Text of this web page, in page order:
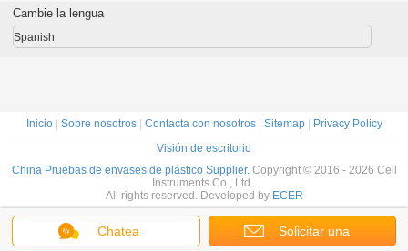
presurización
Chatea Solicitar una
Cambie la lengua
Spanish
Inicio| Sobre nosotros| Contacta con nosotros| Sitemap| Privacy Policy
Visión de escritorio
China Pruebas de envases de plástico Supplier. Copyright © 2016 - 2026 Cell
Instruments Co., Ltd..
All rights reserved. Developed by ECER